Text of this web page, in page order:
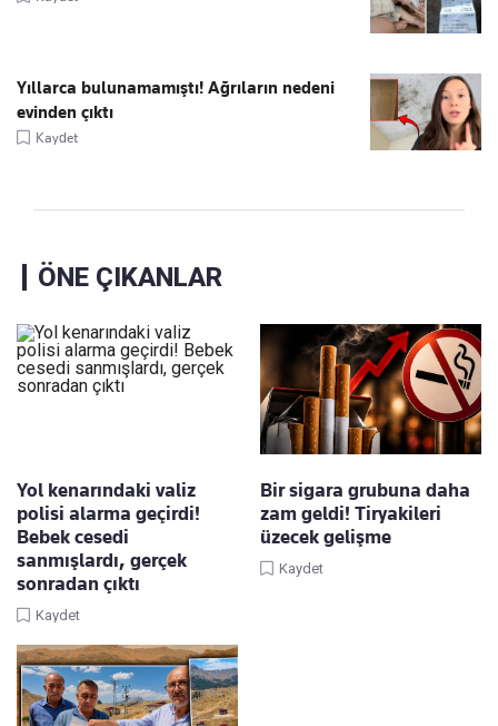
Yıllarca bulunamamıştı! Ağrıların nedeni
evinden çıktı
Kaydet
ÖNE ÇIKANLAR
Yol kenarındaki valiz
polisi alarma geçirdi!
Bebek cesedi
sanmışlardı, gerçek
sonradan çıktı
Kaydet
Bir sigara grubuna daha
zam geldi! Tiryakileri
üzecek gelişme
Kaydet